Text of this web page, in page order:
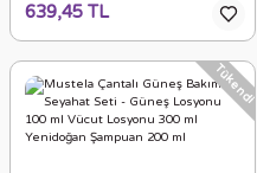
639,45 TL
Tükendi